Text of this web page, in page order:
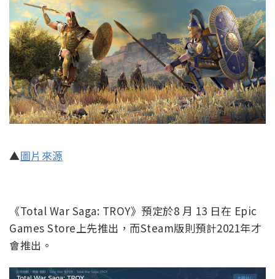
▲圖片來源
《Total War Saga: TROY》預定於8 月 13 日在 Epic
Games Store上先推出，而Steam版則預計2021年才
會推出。